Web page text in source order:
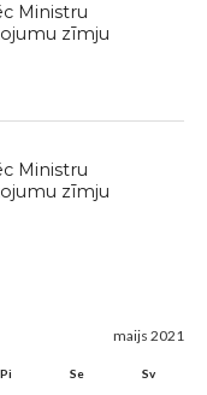
Ministru
zīmju
Ministru
zīmju
maijs 2021
Pi Se Sv